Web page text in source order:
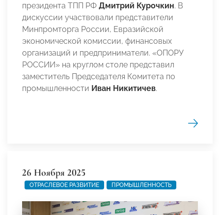
президента ТПП РФ Дмитрий Курочкин. В
дискуссии участвовали представители
Минпромторга России, Евразийской
экономической комиссии, финансовых
организаций и предприниматели. «ОПОРУ
РОССИИ» на круглом столе представил
заместитель Председателя Комитета по
промышленности Иван Никитичев.
26 Ноября 2025
ОТРАСЛЕВОЕ РАЗВИТИЕ ПРОМЫШЛЕННОСТЬ